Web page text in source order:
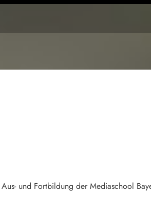
und Fortbildung der Mediaschool